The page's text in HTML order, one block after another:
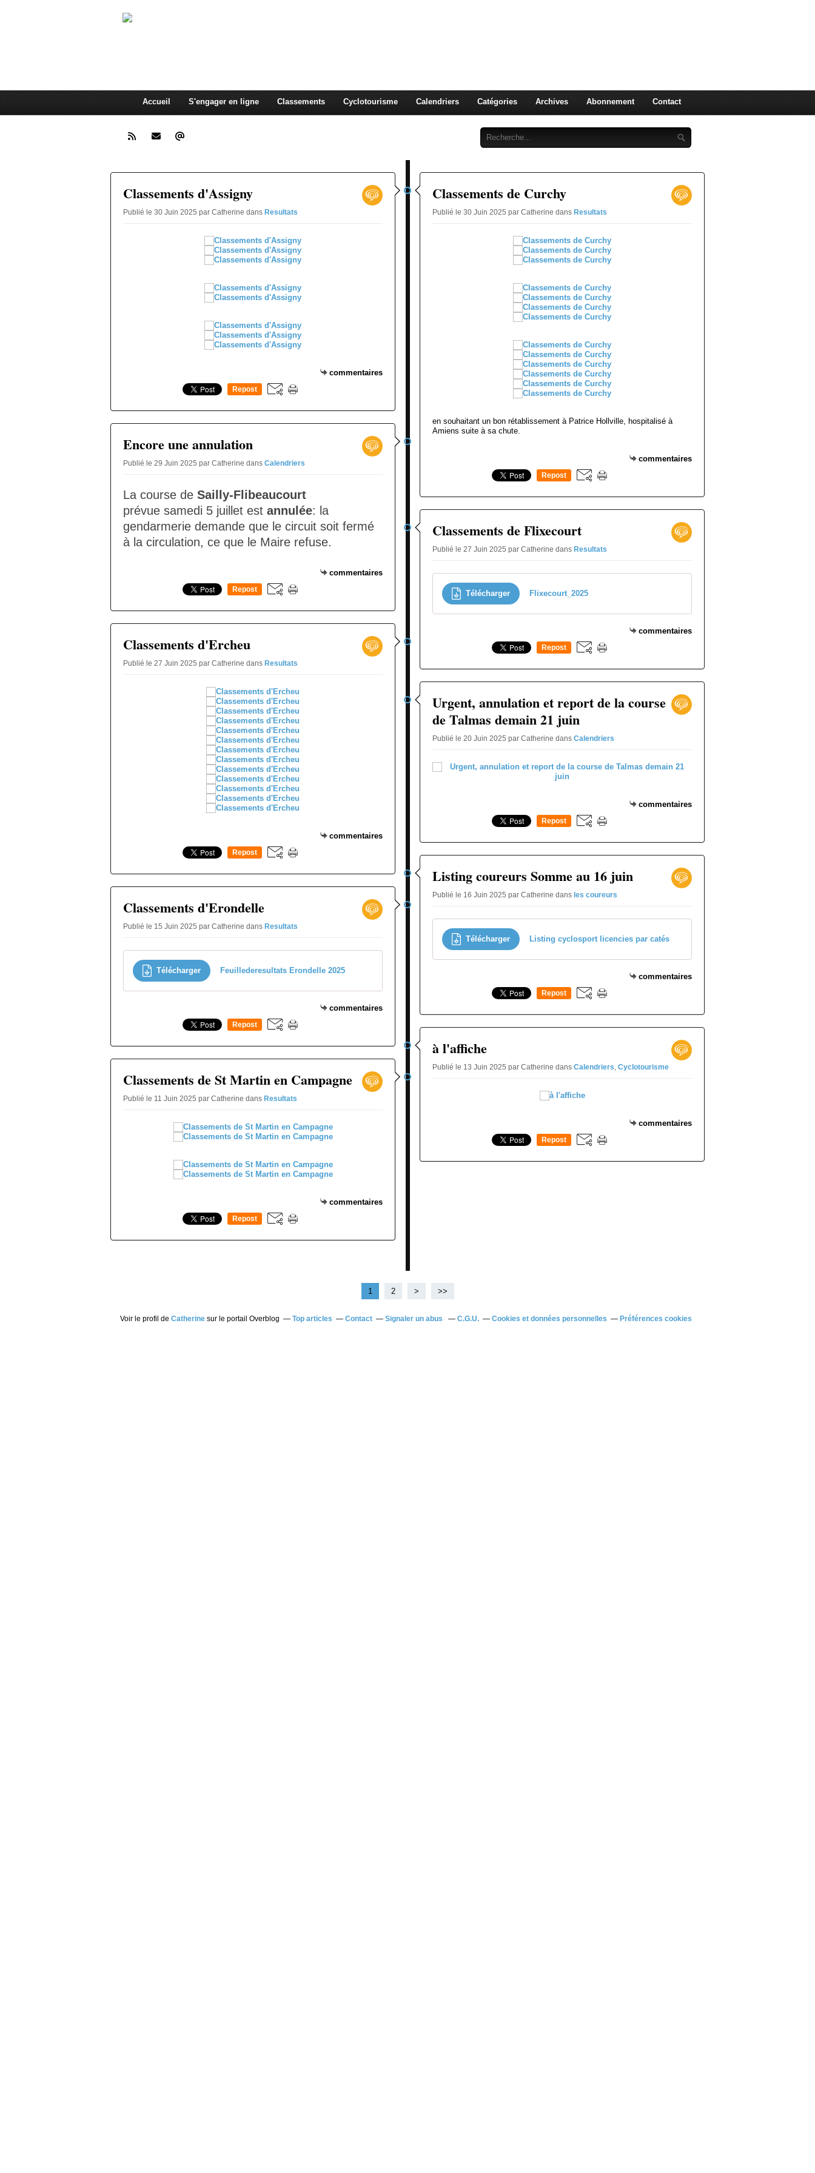
Accueil S'engager en ligne Classements Cyclotourisme Calendriers Catégories Archives Abonnement Contact
Classements d'Assigny
Publié le 30 Juin 2025 par Catherine dans Resultats
commentaires
Repost
Encore une annulation
Publié le 29 Juin 2025 par Catherine dans Calendriers
La course de Sailly-Flibeaucourt
prévue samedi 5 juillet est annulée: la
gendarmerie demande que le circuit soit fermé
à la circulation, ce que le Maire refuse.
commentaires
Repost
Classements d'Ercheu
Publié le 27 Juin 2025 par Catherine dans Resultats
commentaires
Repost
Classements d'Erondelle
Publié le 15 Juin 2025 par Catherine dans Resultats
Télécharger Feuillederesultats Erondelle 2025
commentaires
Repost
Classements de St Martin en Campagne
Publié le 11 Juin 2025 par Catherine dans Resultats
commentaires
Repost
Classements de Curchy
Publié le 30 Juin 2025 par Catherine dans Resultats
en souhaitant un bon rétablissement à Patrice Hollville, hospitalisé à
Amiens suite à sa chute.
commentaires
Repost
Classements de Flixecourt
Publié le 27 Juin 2025 par Catherine dans Resultats
Télécharger Flixecourt_2025
commentaires
Repost
Urgent, annulation et report de la course
de Talmas demain 21 juin
Publié le 20 Juin 2025 par Catherine dans Calendriers
commentaires
Repost
Listing coureurs Somme au 16 juin
Publié le 16 Juin 2025 par Catherine dans les coureurs
Télécharger Listing cyclosport licencies par catés
commentaires
Repost
à l'affiche
Publié le 13 Juin 2025 par Catherine dans Calendriers Cyclotourisme
commentaires
Repost
1 2 > >>
Voir le profil de Catherinesur le portail Overblog Top articles Contact Signaler un abus C.G.U. Cookies et données personnelles Préférences cookies